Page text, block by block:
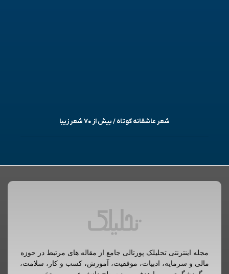
شعر عاشقانه کوتاه / بیش از ۷۰ شعر زیبا
مجله اینترنتی تحلیلک پورتالی جامع از مقاله های مرتبط در حوزه
مالی و سرمایه، ادبیات، موفقیت، آموزش، کسب و کار، سلامت،